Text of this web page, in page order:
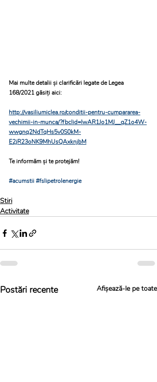
Mai multe detalii și clarificări legate de Legea
168/2021 găsiți aici:
http://vasiliumiclea.ro/conditii-pentru-cumpararea-
vechimii-in-munca/?fbclid=IwAR1Jo1MJ__qZ1o4W-
wwgnq2NdTqHs5v0S0kM-
E2jR23oNK9MhUsQAxknjbM
Te informăm și te protejăm!
#acumstii#fslipetrolenergie
Stiri
Activitate
Postări recente Afișează-le pe toate